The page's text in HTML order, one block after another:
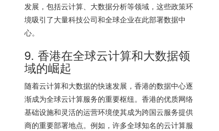
发展，包括云计算、大数据分析等领域，这些政策环
境吸引了大量科技公司和全球企业在此部署数据中
心。
9. 香港在全球云计算和大数据领
域的崛起
随着云计算和大数据的快速发展，香港的数据中心逐
渐成为全球云计算服务的重要枢纽。香港的优质网络
基础设施和灵活的运营环境使其成为跨国云服务提供
商的重要部署地点。例如，许多全球知名的云计算服